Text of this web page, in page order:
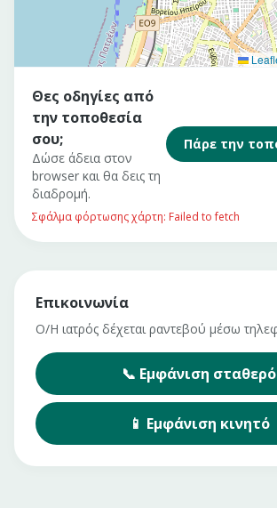
Θες οδηγίες από
την τοποθεσία
σου;
Δώσε άδεια στον
browser και θα δεις τη
διαδρομή.
Πάρε την
Σφάλμα φόρτωσης χάρτη: Failed to fetch
Επικοινωνία
Ο/Η ιατρός δέχεται ραντεβού μέσω
📞 Εμφάνιση σταθερό
📱 Εμφάνιση κινητό